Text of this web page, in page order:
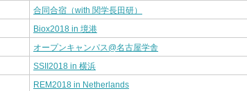
合同合宿（with 関学長田研）
Biox2018 in 境港
オープンキャンパス@名古屋学舎
SSII2018 in 横浜
REM2018 in Netherlands